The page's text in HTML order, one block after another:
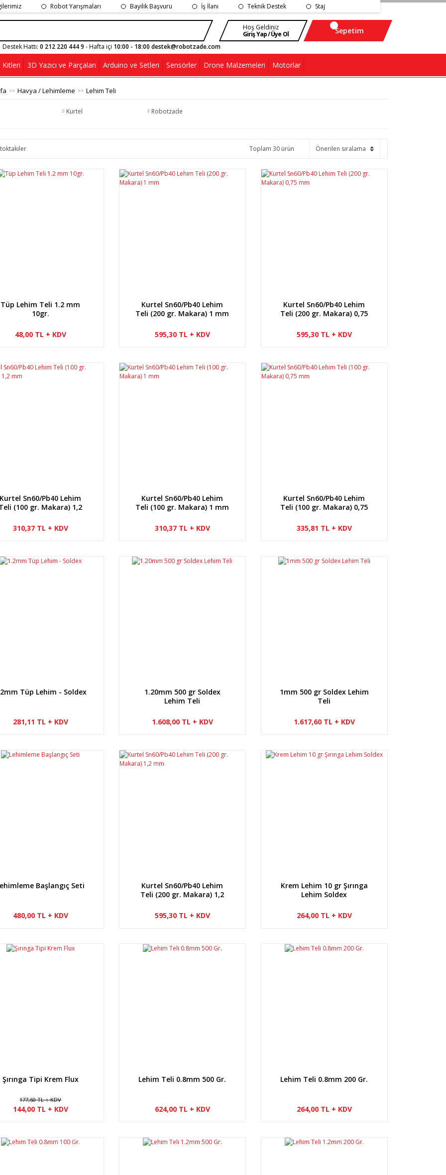
Robot Yarışmaları Bayilik Başvuru İş İlanı Teknik Destek Staj
Hoş Geldiniz
Giriş Yap / Üye Ol
Sepetim
Destek Hattı: 0 212 220 444 9 - Hafta içi 10:00 - 18:00 destek@robotzade.com
Kitleri 3D Yazıcı ve Parçaları Arduino ve Setleri Sensörler Drone Malzemeleri Motorlar
Havya / Lehimleme Lehim Teli
Kurtel Robotzade
Toplam 30 ürün
Tüp Lehim Teli 1.2 mm
10gr.
48,00 TL + KDV
Kurtel Sn60/Pb40 Lehim
Teli (200 gr. Makara) 1 mm
595,30 TL + KDV
Kurtel Sn60/Pb40 Lehim
Teli (200 gr. Makara) 0,75
595,30 TL + KDV
Kurtel Sn60/Pb40 Lehim
(100 gr. Makara) 1,2
310,37 TL + KDV
Kurtel Sn60/Pb40 Lehim
Teli (100 gr. Makara) 1 mm
310,37 TL + KDV
Kurtel Sn60/Pb40 Lehim
Teli (100 gr. Makara) 0,75
335,81 TL + KDV
Tüp Lehim - Soldex
281,11 TL + KDV
1.20mm 500 gr Soldex
Lehim Teli
1.608,00 TL + KDV
1mm 500 gr Soldex Lehim
Teli
1.617,60 TL + KDV
Başlangıç Seti
480,00 TL + KDV
Kurtel Sn60/Pb40 Lehim
Teli (200 gr. Makara) 1,2
595,30 TL + KDV
Krem Lehim 10 gr Şırınga
Lehim Soldex
264,00 TL + KDV
Şırınga Tipi Krem Flux
177,60 TL + KDV
144,00 TL + KDV
Lehim Teli 0.8mm 500 Gr.
624,00 TL + KDV
Lehim Teli 0.8mm 200 Gr.
264,00 TL + KDV